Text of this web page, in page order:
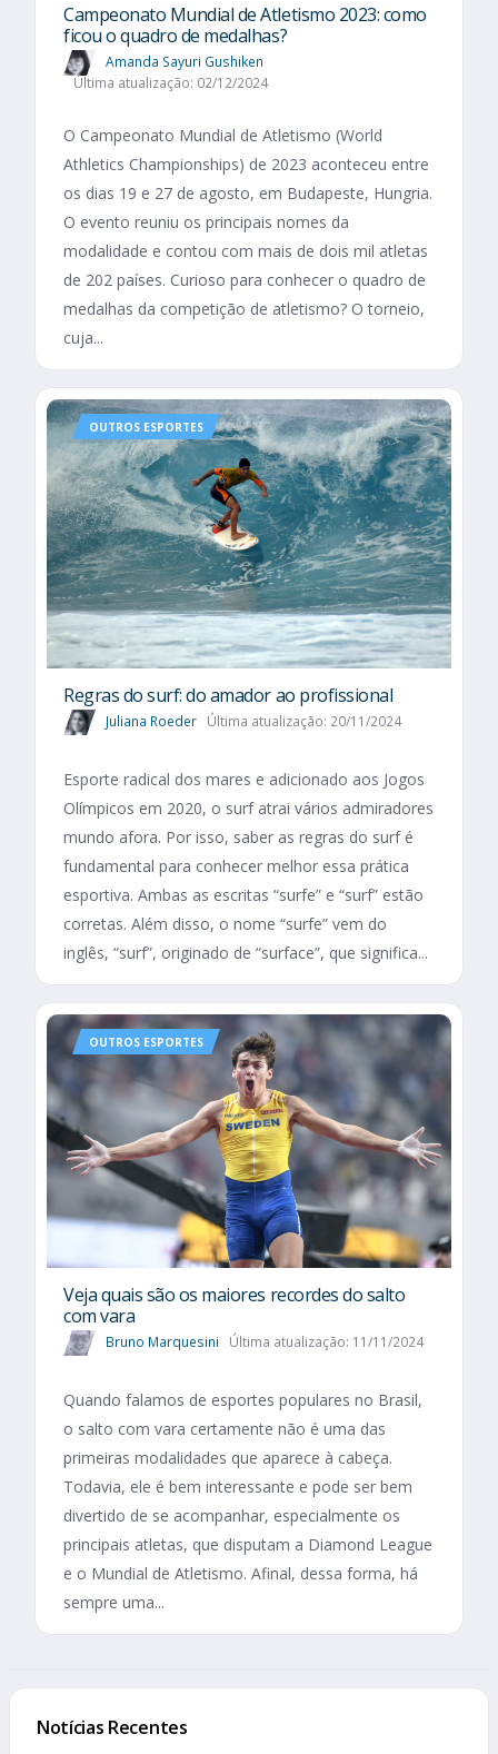
Campeonato Mundial de Atletismo 2023: como
ficou o quadro de medalhas?
Amanda Sayuri Gushiken
Última atualização: 02/12/2024
O Campeonato Mundial de Atletismo (World
Athletics Championships) de 2023 aconteceu entre
os dias 19 e 27 de agosto, em Budapeste, Hungria.
O evento reuniu os principais nomes da
modalidade e contou com mais de dois mil atletas
de 202 países. Curioso para conhecer o quadro de
medalhas da competição de atletismo? O torneio,
cuja...
OUTROS ESPORTES
Regras do surf: do amador ao profissional
Juliana Roeder Última atualização: 20/11/2024
Esporte radical dos mares e adicionado aos Jogos
Olímpicos em 2020, o surf atrai vários admiradores
mundo afora. Por isso, saber as regras do surf é
fundamental para conhecer melhor essa prática
esportiva. Ambas as escritas “surfe” e “surf” estão
corretas. Além disso, o nome “surfe” vem do
inglês, “surf”, originado de “surface”, que significa...
OUTROS ESPORTES
Veja quais são os maiores recordes do salto
com vara
Bruno Marquesini Última atualização: 11/11/2024
Quando falamos de esportes populares no Brasil,
o salto com vara certamente não é uma das
primeiras modalidades que aparece à cabeça.
Todavia, ele é bem interessante e pode ser bem
divertido de se acompanhar, especialmente os
principais atletas, que disputam a Diamond League
e o Mundial de Atletismo. Afinal, dessa forma, há
sempre uma...
Notícias Recentes